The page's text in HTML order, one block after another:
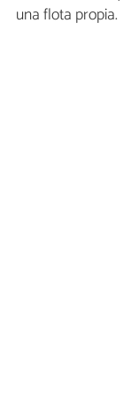
una flota propia.